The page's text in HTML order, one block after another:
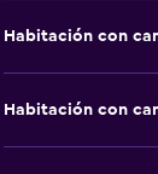
Habitación con
Habitación con